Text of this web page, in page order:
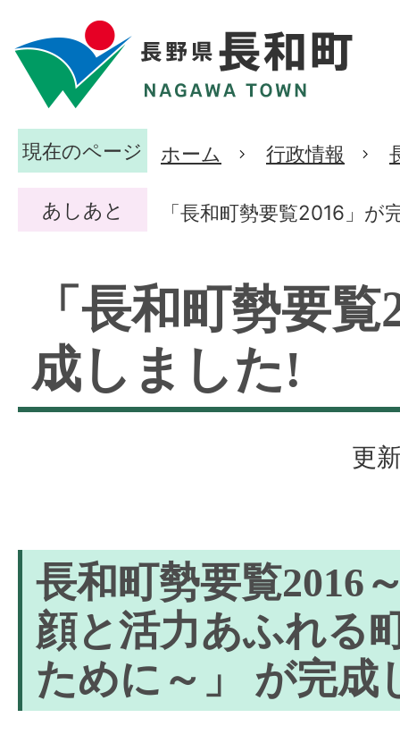
現在のページ ホーム 行政情報
あしあと 「長和町勢要覧2016」が
「長和町勢要
成しました!
更
長和町勢要覧2016
顔と活力あふれる
ために～」 が完成